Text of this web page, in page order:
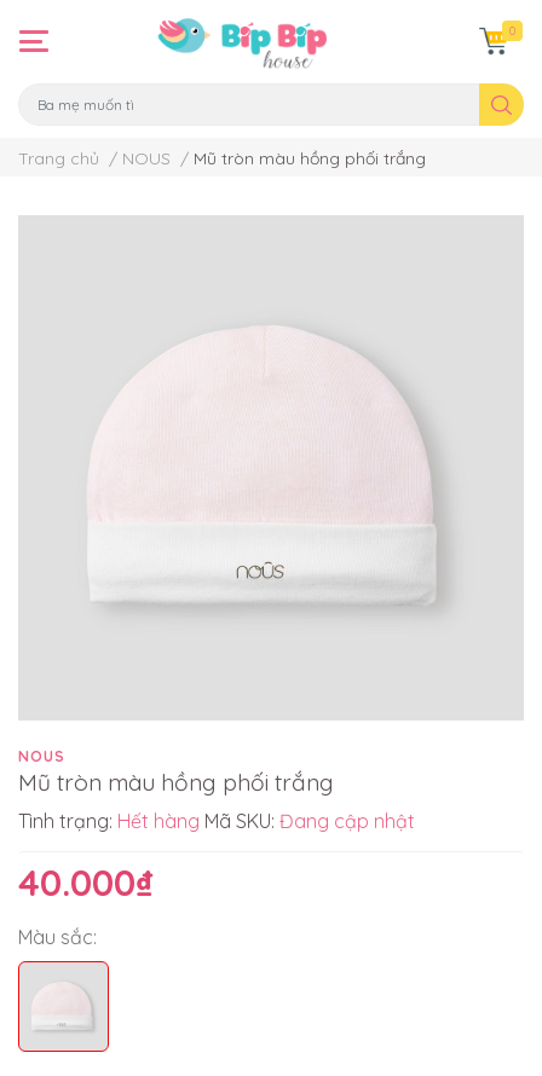
0
Trang chủ / NOUS / Mũ tròn màu hồng phối trắng
NOUS
Mũ tròn màu hồng phối trắng
Tình trạng: Hết hàng Mã SKU: Đang cập nhật
40.000₫
Màu sắc: